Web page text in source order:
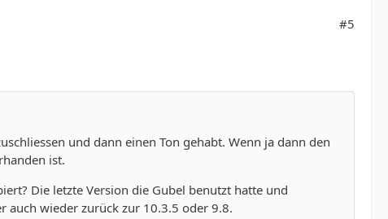
#5
und dann einen Ton gehabt. Wenn ja dann den
ist.
Die letzte Version die Gubel benutzt hatte und
auch wieder zurück zur 10.3.5 oder 9.8.